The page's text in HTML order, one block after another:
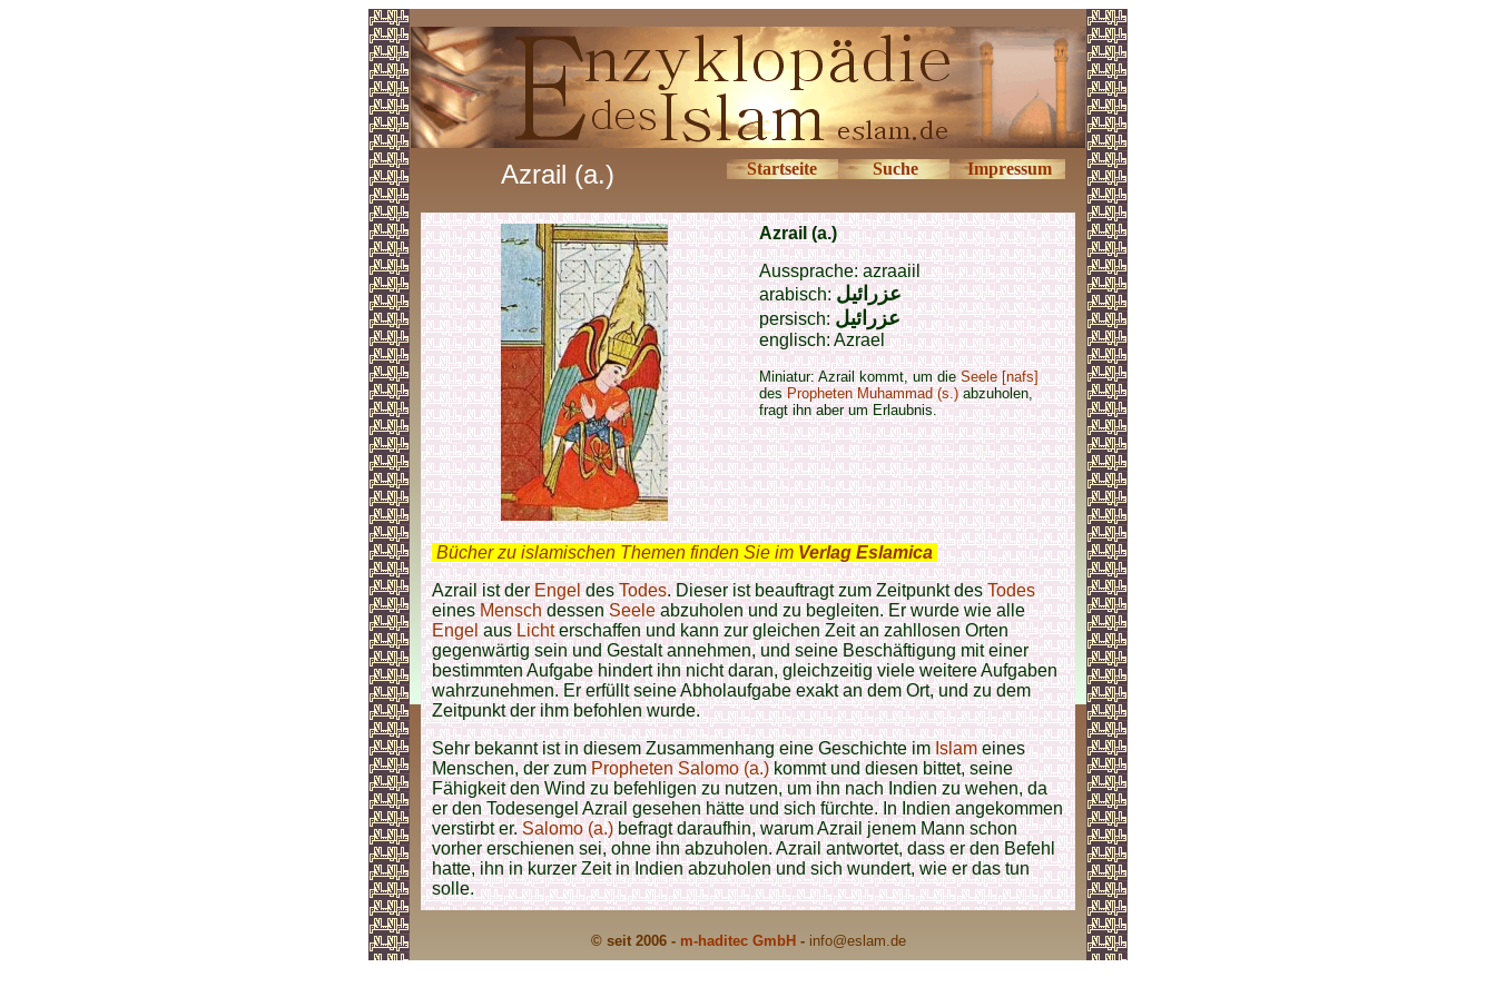
Azrail (a.) Startseite Suche Impressum
Azrail (a.)
Aussprache: azraaiil
arabisch:عزرائيل
persisch:عزرائيل
englisch: Azrael
Miniatur: Azrail kommt, um dieSeele [nafs]
desPropheten Muhammad (s.)abzuholen,
fragt ihn aber um Erlaubnis.
Bücher zu islamischen Themen finden Sie im Verlag Eslamica
Azrail ist derEngeldesTodes. Dieser ist beauftragt zum Zeitpunkt desTodes
einesMenschdessenSeeleabzuholen und zu begleiten. Er wurde wie alle
EngelausLichterschaffen und kann zur gleichen Zeit an zahllosen Orten
gegenwärtig sein und Gestalt annehmen, und seine Beschäftigung mit einer
bestimmten Aufgabe hindert ihn nicht daran, gleichzeitig viele weitere Aufgaben
wahrzunehmen. Er erfüllt seine Abholaufgabe exakt an dem Ort, und zu dem
Zeitpunkt der ihm befohlen wurde.
Sehr bekannt ist in diesem Zusammenhang eine Geschichte imIslameines
Menschen, der zumPropheten Salomo (a.)kommt und diesen bittet, seine
Fähigkeit den Wind zu befehligen zu nutzen, um ihn nach Indien zu wehen, da
er den Todesengel Azrail gesehen hätte und sich fürchte. In Indien angekommen
verstirbt er.Salomo (a.)befragt daraufhin, warum Azrail jenem Mann schon
vorher erschienen sei, ohne ihn abzuholen. Azrail antwortet, dass er den Befehl
hatte, ihn in kurzer Zeit in Indien abzuholen und sich wundert, wie er das tun
solle.
© seit 2006 - m-haditec GmbH - info@eslam.de